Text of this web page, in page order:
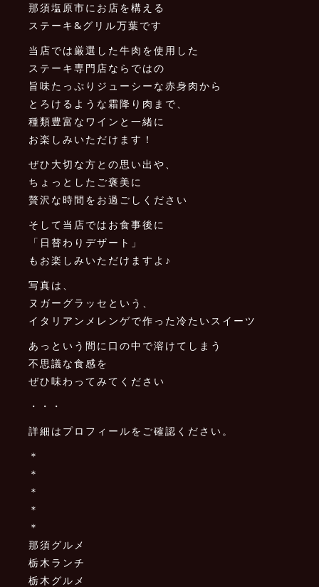
那須塩原市にお店を構える
ステーキ&グリル万葉です
当店では厳選した牛肉を使用した
ステーキ専門店ならではの
旨味たっぷりジューシーな赤身肉から
とろけるような霜降り肉まで、
種類豊富なワインと一緒に
お楽しみいただけます！
ぜひ大切な方との思い出や、
ちょっとしたご褒美に
贅沢な時間をお過ごしください
そして当店ではお食事後に
「日替わりデザート」
もお楽しみいただけますよ♪
写真は、
ヌガーグラッセという、
イタリアンメレンゲで作った冷たいスイーツ
あっという間に口の中で溶けてしまう
不思議な食感を
ぜひ味わってみてください
・・・
詳細はプロフィールをご確認ください。
＊
＊
＊
＊
＊
那須グルメ
栃木ランチ
栃木グルメ